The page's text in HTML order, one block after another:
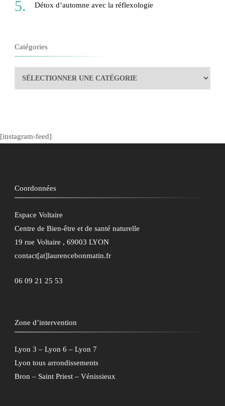
Détox d’automne avec la réflexologie
Catégories
Catégories
[instagram-feed]
Coordonnées
Espace Voltaire
Centre de Bien-être et de santé naturelle
19 rue Voltaire , 69003 LYON
contact[at]laurencebonmatin.fr
06 09 21 25 53
Zone d’intervention
Lyon 3 – Lyon 6 – Lyon 7
Lyon tous arrondissements
Bron – Saint Priest – Vénissieux